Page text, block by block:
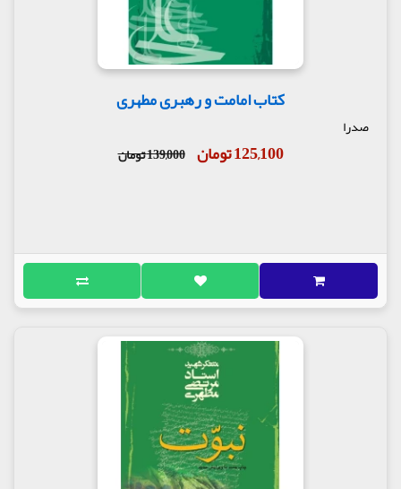
قافلۀ از جان گذشتگان
هر کس جانباز نیست نیاید
حسین بن علی علیه السلام همراهان خود را غربال
می کند
یکی از بزرگترین افتخارات نهضت حسینی
حرّ بن یزید ریاحی، اسوۀ بیداری
چرا حرّ داخل خیمۀ امام حسین علیه السلام نشد؟
گفتار بیست و چهارم
راز مهلت خواستن سیدالشهداء علیه السلام در
شب عاشورا
زمزمۀ عشاق
توبۀ مقبول
حرّ، صاحب وجدان بیدار
کرَم حسینی
گفتار بیست و پنجم
زُهیر بن قین
هدایتگری همسر زهیر
جذبه حسینی
کتاب امامت و رهبری مطهری
صدرا
125,100 تومان 139,000 تومان